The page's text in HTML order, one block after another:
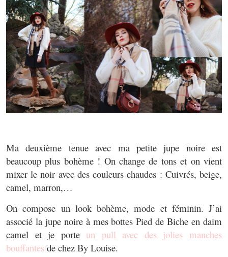
Ma deuxième tenue avec ma petite jupe noire est
beaucoup plus bohème ! On change de tons et on vient
mixer le noir avec des couleurs chaudes : Cuivrés, beige,
camel, marron,…
On compose un look bohème, mode et féminin. J’ai
associé la jupe noire à mes bottes Pied de Biche en daim
camel et je porte un pull avec des jolies manches
bouffantes de chez By Louise.